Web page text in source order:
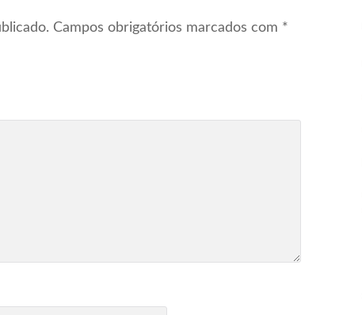
Campos obrigatórios marcados com *